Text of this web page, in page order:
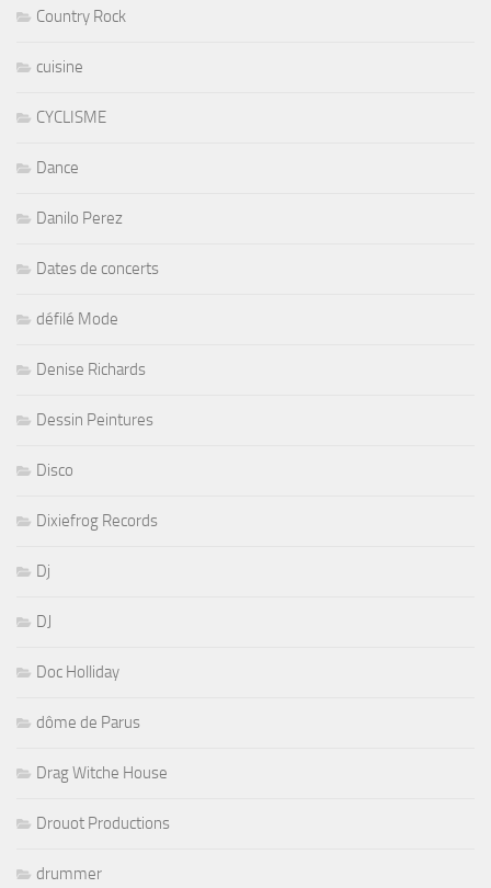
Country Rock
cuisine
CYCLISME
Dance
Danilo Perez
Dates de concerts
défilé Mode
Denise Richards
Dessin Peintures
Disco
Dixiefrog Records
Dj
DJ
Doc Holliday
dôme de Parus
Drag Witche House
Drouot Productions
drummer